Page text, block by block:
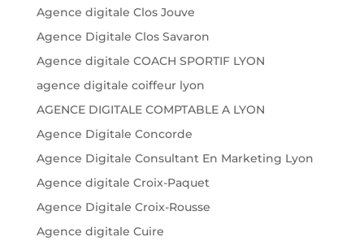
Agence digitale Clos Jouve
Agence Digitale Clos Savaron
Agence digitale COACH SPORTIF LYON
agence digitale coiffeur lyon
AGENCE DIGITALE COMPTABLE A LYON
Agence Digitale Concorde
Agence Digitale Consultant En Marketing Lyon
Agence digitale Croix-Paquet
Agence Digitale Croix-Rousse
Agence digitale Cuire